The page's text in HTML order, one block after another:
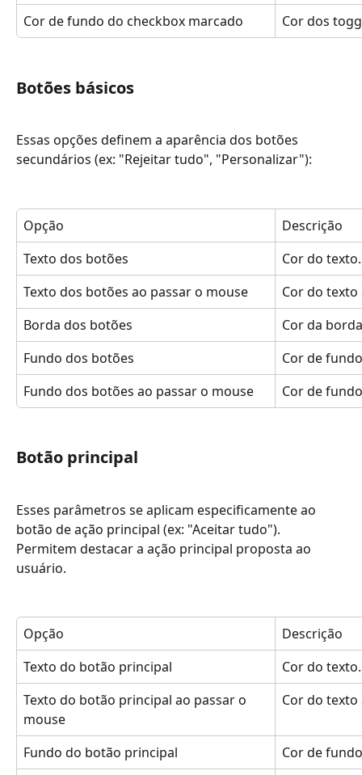
Cor de fundo do checkbox marcado
Cor dos
Botões básicos
Essas opções definem a aparência dos botões
secundários (ex: "Rejeitar tudo", "Personalizar"):
Opção
Descrição
Texto dos botões
Cor do texto.
Texto dos botões ao passar o mouse
Cor do texto
Borda dos botões
Cor da
Fundo dos botões
Cor de
Fundo dos botões ao passar o mouse
Cor de
Botão principal
Esses parâmetros se aplicam especificamente ao
botão de ação principal (ex: "Aceitar tudo").
Permitem destacar a ação principal proposta ao
usuário.
Opção
Descrição
Texto do botão principal
Cor do texto.
Texto do botão principal ao passar o
mouse
Cor do texto
Fundo do botão principal
Cor de